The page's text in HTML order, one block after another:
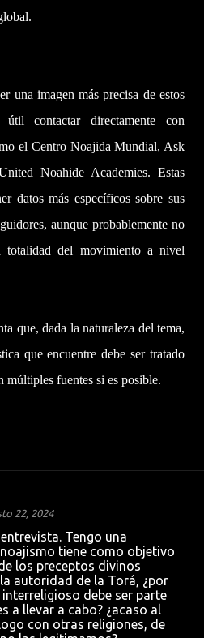
una imagen más precisa de estos
contactar directamente con
el Centro Noajida Mundial, Ask
Noahide Academies. Estas
datos más específicos sobre sus
aunque probablemente no
totalidad del movimiento a nivel
que, dada la naturaleza del tema,
que encuentre debe ser tratado
fuentes si es posible.
22, 2024
Tengo una
tiene como objetivo
los preceptos divinos
autoridad de la Torá, ¿por
debe ser parte
a llevar a cabo? ¿acaso al
con otras religiones, de